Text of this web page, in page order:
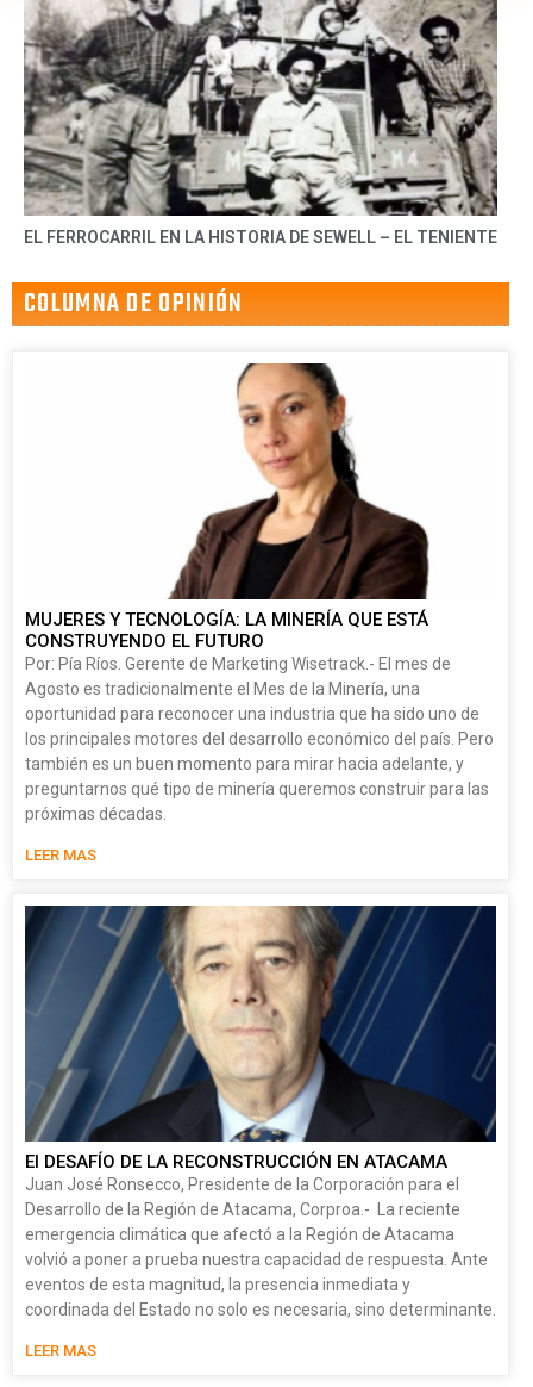
EL FERROCARRIL EN LA HISTORIA DE SEWELL – EL TENIENTE
COLUMNA DE OPINIÓN
MUJERES Y TECNOLOGÍA: LA MINERÍA QUE ESTÁ
CONSTRUYENDO EL FUTURO
Por: Pía Ríos. Gerente de Marketing Wisetrack.- El mes de
Agosto es tradicionalmente el Mes de la Minería, una
oportunidad para reconocer una industria que ha sido uno de
los principales motores del desarrollo económico del país. Pero
también es un buen momento para mirar hacia adelante, y
preguntarnos qué tipo de minería queremos construir para las
próximas décadas.
LEER MAS
El DESAFÍO DE LA RECONSTRUCCIÓN EN ATACAMA
Juan José Ronsecco, Presidente de la Corporación para el
Desarrollo de la Región de Atacama, Corproa.- La reciente
emergencia climática que afectó a la Región de Atacama
volvió a poner a prueba nuestra capacidad de respuesta. Ante
eventos de esta magnitud, la presencia inmediata y
coordinada del Estado no solo es necesaria, sino determinante.
LEER MAS